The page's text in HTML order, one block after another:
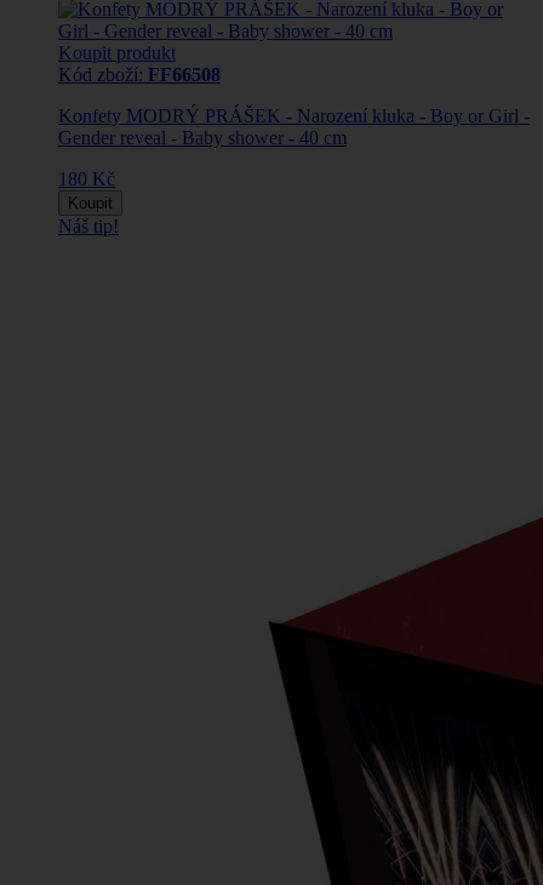
Koupit produkt
Kód zboží: FF66508
Konfety MODRÝ PRÁŠEK - Narození kluka - Boy or Girl -
Gender reveal - Baby shower - 40 cm
180 Kč
Koupit
Náš tip!